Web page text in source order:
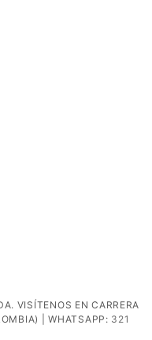
VISÍTENOS EN CARRERA
| WHATSAPP: 321